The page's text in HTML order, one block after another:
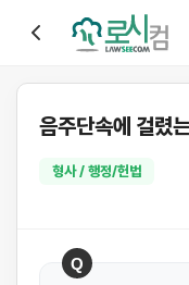
음주단속에 걸렸
형사 / 행정/헌법
Q